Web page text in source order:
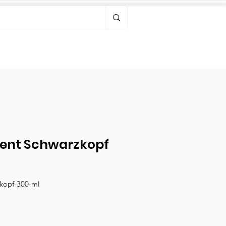
Schwarzkopf
300-ml